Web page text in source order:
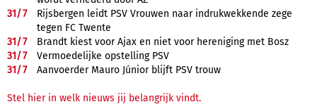
31/7
Rijsbergen leidt PSV Vrouwen naar indrukwekkende zege
tegen FC Twente
31/7
Brandt kiest voor Ajax en niet voor hereniging met Bosz
31/7
Vermoedelijke opstelling PSV
31/7 Aanvoerder Mauro Júnior blijft PSV trouw
Stel hier in welk nieuws jij belangrijk vindt.